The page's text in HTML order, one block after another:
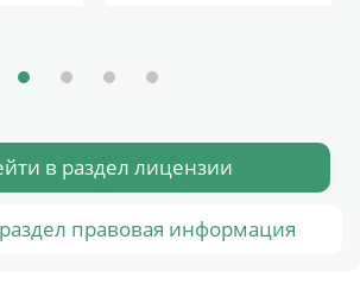
в раздел лицензии
правовая информация